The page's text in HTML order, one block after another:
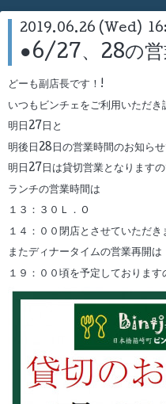
2019.06.26 (Wed)
●6/27、28の営
どーも副店長です！!
いつもビンチェをご利用いただき
明日27日と
明後日28日の営業時間のお知らせ
明日27日は貸切営業となります
ランチの営業時間は
１３：３０Ｌ．Ｏ
１４：００閉店とさせていただき
またディナータイムの営業再開は
１９：００頃を予定しております